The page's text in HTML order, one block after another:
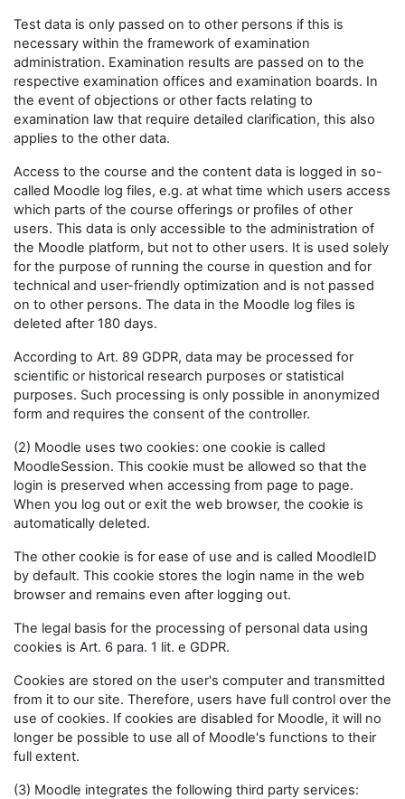
Test data is only passed on to other persons if this is
necessary within the framework of examination
administration. Examination results are passed on to the
respective examination offices and examination boards. In
the event of objections or other facts relating to
examination law that require detailed clarification, this also
applies to the other data.
Access to the course and the content data is logged in so-
called Moodle log files, e.g. at what time which users access
which parts of the course offerings or profiles of other
users. This data is only accessible to the administration of
the Moodle platform, but not to other users. It is used solely
for the purpose of running the course in question and for
technical and user-friendly optimization and is not passed
on to other persons. The data in the Moodle log files is
deleted after 180 days.
According to Art. 89 GDPR, data may be processed for
scientific or historical research purposes or statistical
purposes. Such processing is only possible in anonymized
form and requires the consent of the controller.
(2) Moodle uses two cookies: one cookie is called
MoodleSession. This cookie must be allowed so that the
login is preserved when accessing from page to page.
When you log out or exit the web browser, the cookie is
automatically deleted.
The other cookie is for ease of use and is called MoodleID
by default. This cookie stores the login name in the web
browser and remains even after logging out.
The legal basis for the processing of personal data using
cookies is Art. 6 para. 1 lit. e GDPR.
Cookies are stored on the user's computer and transmitted
from it to our site. Therefore, users have full control over the
use of cookies. If cookies are disabled for Moodle, it will no
longer be possible to use all of Moodle's functions to their
full extent.
(3) Moodle integrates the following third party services: